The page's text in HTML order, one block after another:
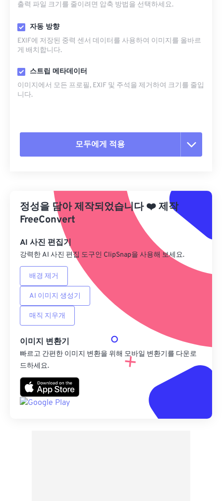
출력 파일 크기를 줄이려면 압축 방법을 선택하세요.
자동 방향
EXIF에 저장된 중력 센서 데이터를 사용하여 이미지를 올바르
게 배치합니다.
스트립 메타데이터
이미지에서 모든 프로필, EXIF ​​및 주석을 제거하여 크기를 줄입
니다.
모두에게 적용
사전 설정에서 적용
사전 설정으로 저장
정성을 담아 제작되었습니다❤️제작
FreeConvert
AI 사진 편집기
강력한 AI 사진 편집 도구인 ClipSnap을 사용해 보세요.
배경 제거
AI 이미지 생성기
매직 지우개
이미지 변환기
빠르고 간편한 이미지 변환을 위해 모바일 변환기를 다운로
드하세요.